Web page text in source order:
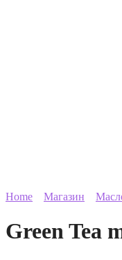
Home Магазин
Green Tea